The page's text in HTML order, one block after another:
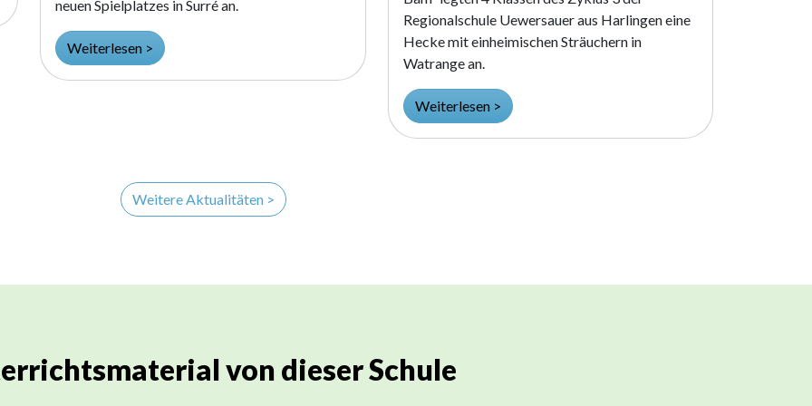
neuen Spielplatzes in Surré an.
Weiterlesen >
Regionalschule Uewersauer aus Harlingen eine
Hecke mit einheimischen Sträuchern in
Watrange an.
Weiterlesen >
Weitere Aktualitäten >
von dieser Schule